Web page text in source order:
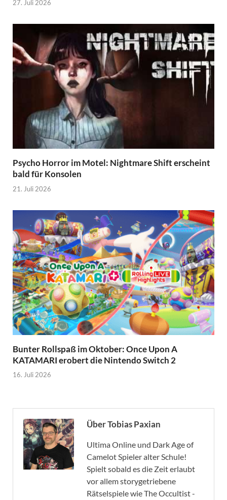
27. Juli 2026
Psycho Horror im Motel: Nightmare Shift erscheint
bald für Konsolen
21. Juli 2026
Bunter Rollspaß im Oktober: Once Upon A
KATAMARI erobert die Nintendo Switch 2
16. Juli 2026
Über Tobias Paxian
Ultima Online und Dark Age of
Camelot Spieler alter Schule!
Spielt sobald es die Zeit erlaubt
vor allem storygetriebene
Rätselspiele wie The Occultist -